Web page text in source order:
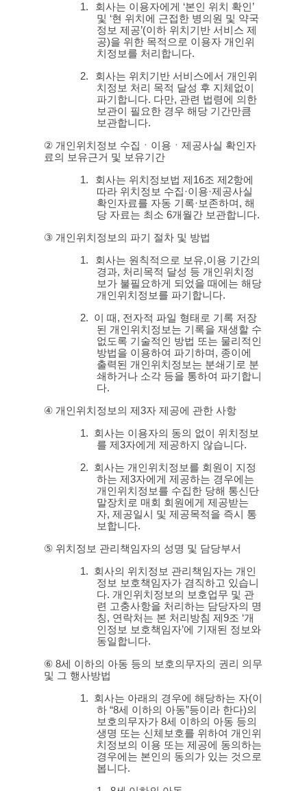
1. 회사는 이용자에게 ‘본인 위치 확인 ’
및 ‘현 위치에 근접한 병의원 및 약국
정보 제공’(이하 위치기반 서비스 제
공)을 위한 목적으로 이용자 개인위
치정보를 처리합니다.
2.
회사는 위치기반 서비스에서 개인위
치정보 처리 목적 달성 후 지체없이
파기합니다. 다만, 관련 법령에 의한
보관이 필요한 경우 해당 기간만큼
보관합니다.
② 개인위치정보 수집ㆍ이용ㆍ제공사실 확인자
료의 보유근거 및 보유기간
1. 회사는 위치정보법 제 16조 제 2항에
따라 위치정보 수집·이용·제공사실
확인자료를 자동 기록·보존하며 ,해
당 자료는 최소 6개월간 보관합니다.
③ 개인위치정보의 파기 절차 및 방법
1. 회사는 원칙적으로 보유,이용 기간의
경과, 처리목적 달성 등 개인위치정
보가 불필요하게 되었을 때에는 해당
개인위치정보를 파기합니다.
2. 이 때 , 전자적 파일 형태로 기록 저장
된 개인위치정보는 기록을 재생할 수
없도록 기술적인 방법 또는 물리적인
방법을 이용하여 파기하며 , 종이에
출력된 개인위치정보는 분쇄기로 분
쇄하거나 소각 등을 통하여 파기합니
다.
④ 개인위치정보의 제3자 제공에 관한 사항
1.
회사는 이용자의 동의 없이 위치정보
를 제3자에게 제공하지 않습니다.
2.
회사는 개인위치정보를 회원이 지정
하는 제3자에게 제공하는 경우에는
개인위치정보를 수집한 당해 통신단
말장치로 매회 회원에게 제공받는
자,제공일시 및 제공목적을 즉시 통
보합니다.
⑤ 위치정보 관리책임자의 성명 및 담당부서
1.
회사의 위치정보 관리책임자는 개인
정보 보호책임자가 겸직하고 있습니
다. 개인위치정보의 보호업무 및 관
련 고충사항을 처리하는 담당자의 명
칭, 연락처는 본 처리방침 제9조 ‘개
인정보 보호책임자’에 기재된 정보와
동일합니다.
⑥ 8세 이하의 아동 등의 보호의무자의 권리 의무
및 그 행사방법
1. 회사는 아래의 경우에 해당하는 자(이
하 “8세 이하의 아동”등이라 한다)의
보호의무자가 8세 이하의 아동 등의
생명 또는 신체보호를 위하여 개인위
치정보의 이용 또는 제공에 동의하는
경우에는 본인의 동의가 있는 것으로
봅니다.